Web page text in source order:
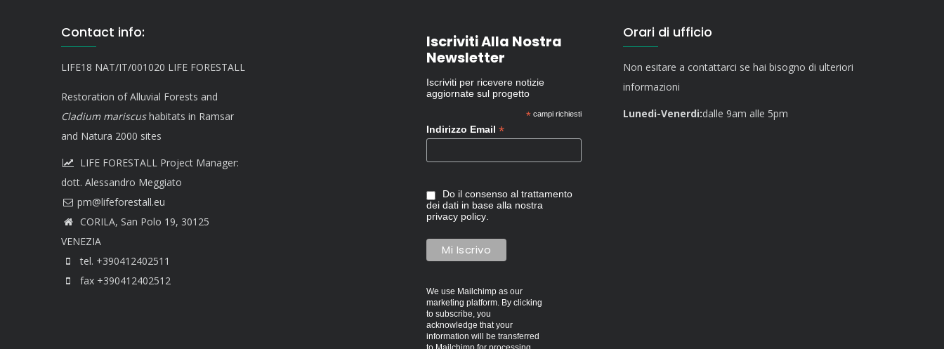
Contact info:
LIFE18 NAT/IT/001020 LIFE FORESTALL
Restoration of Alluvial Forests and
Cladium mariscushabitats in Ramsar
and Natura 2000 sites
LIFE FORESTALL Project Manager:
dott. Alessandro Meggiato
CORILA, San Polo 19, 30125
VENEZIA
tel. +390412402511
fax +390412402512
Iscriviti Alla Nostra
Newsletter
Iscriviti per ricevere notizie
aggiornate sul progetto
*campi richiesti
Indirizzo Email *
Do il consenso al trattamento
dei dati in base alla nostra
privacy policy
We use Mailchimp as our
marketing platform. By clicking
to subscribe, you
acknowledge that your
information will be transferred
Orari di ufficio
Non esitare a contattarci se hai bisogno di ulteriori
informazioni
Lunedi-Venerdi:dalle 9am alle 5pm